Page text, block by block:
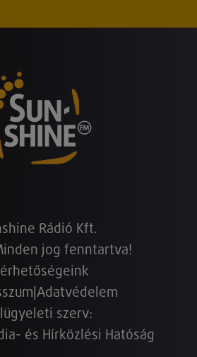
Rádió Kft.
jog fenntartva!
Adatvédelem
szerv:
és Hírközlési Hatóság